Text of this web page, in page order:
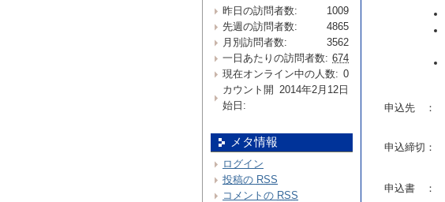
申込先 ：
申込締切：
申込書 ：
1009
昨日の訪問者数:
4865
先週の訪問者数:
3562
月別訪問者数:
674
一日あたりの訪問者数:
0
現在オンライン中の人数:
2014年2月12日
カウント開
始日:
メタ情報
ログイン
投稿の RSS
コメントの RSS